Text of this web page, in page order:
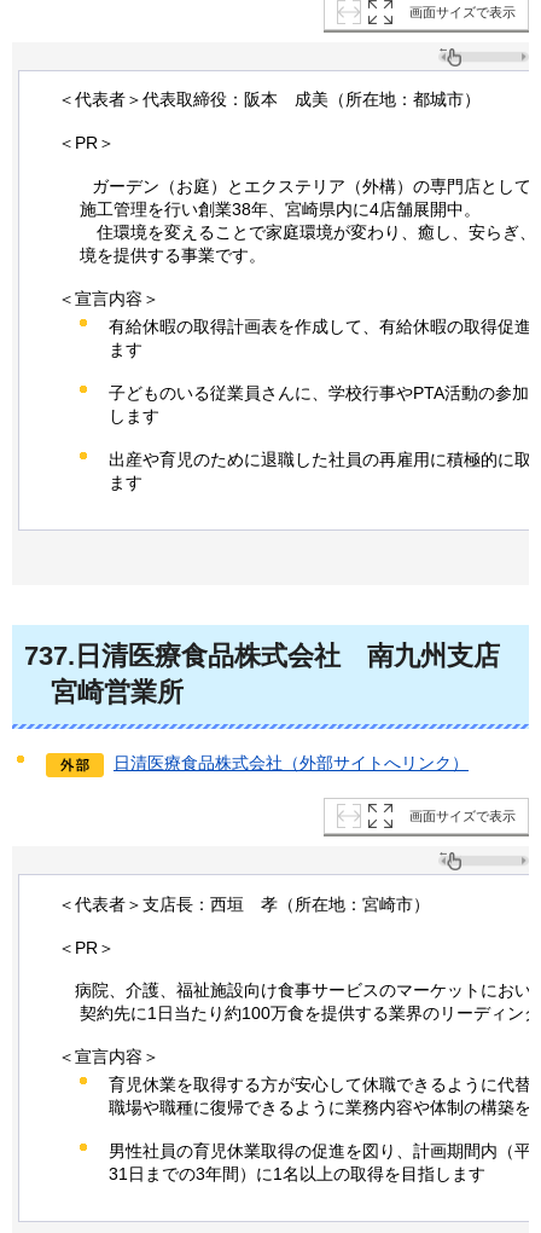
画面サイズで表示
＜代表者＞代表取締役：阪本 成美 （所在地：都城市）
＜PR＞
ガーデン（お庭）とエクステリア（外構）の専門店として
施工管理を行い創業38年、宮崎県内に4店舗展開中。
住環境を変えることで家庭環境が変わり、癒し、安らぎ、
境を提供する事業です。
＜宣言内容＞
有給休暇の取得計画表を作成して、有給休暇の取得促進
ます
子どものいる従業員さんに、学校行事やPTA活動の参加
します
出産や育児のために退職した社員の再雇用に積極的に取
ます
737.日清医療食品株式会社
南九州支店
宮崎営業所
日清医療食品株式会社（外部サイトへリンク）
画面サイズで表示
＜代表者＞支店長：西垣 孝（所在地：宮崎市）
＜PR＞
病院、介護、福祉施設向け食事サービスのマーケットにおい
契約先に1日当たり約100万食を提供する業界のリーディン
＜宣言内容＞
育児休業を取得する方が安心して休職できるように代替
職場や職種に復帰できるように業務内容や体制の構築を
男性社員の育児休業取得の促進を図り、計画期間内（
31日までの3年間）に1名以上の取得を目指します